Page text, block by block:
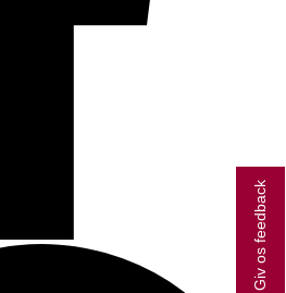
Giv os feedback